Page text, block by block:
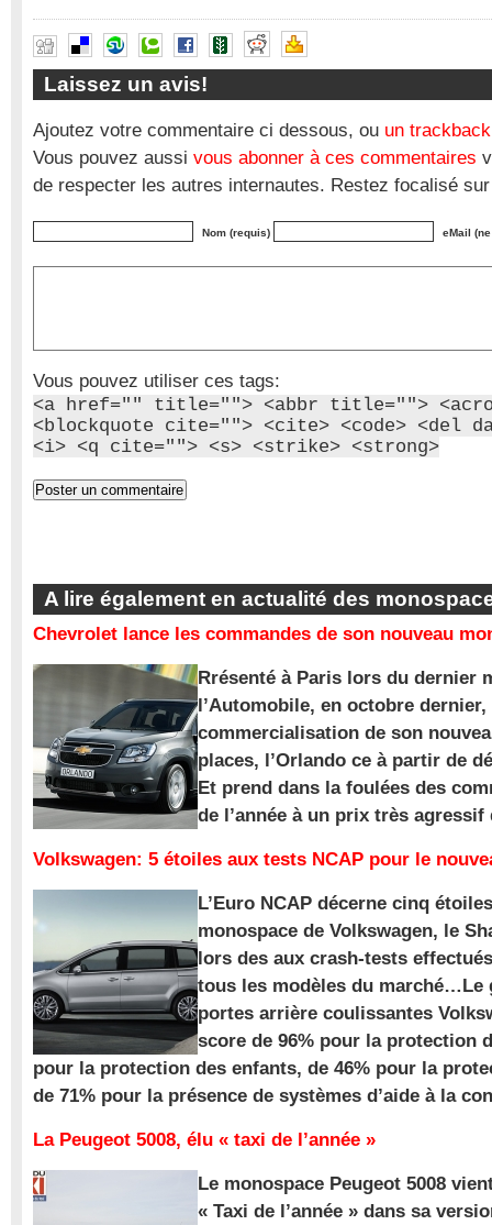
Laissez un avis!
Ajoutez votre commentaire ci dessous, ou un trackback
Vous pouvez aussi vous abonner à ces commentaires
de respecter les autres internautes. Restez focalisé
Nom (requis) eMail
Vous pouvez utiliser ces tags:
<a href="" title=""> <abbr title="">
<blockquote cite=""> <cite> <code> <del
<i> <q cite=""> <s> <strike> <strong>
A lire également en actualité des
Chevrolet lance les commandes de son nouveau
Rrésenté à Paris lors du dernier
l’Automobile, en octobre
commercialisation de son
places, l’Orlando ce à partir de
Et prend dans la foulées des
de l’année à un prix très agressif
Volkswagen: 5 étoiles aux tests NCAP pour le
L’Euro NCAP décerne cinq
monospace de Volkswagen, le
lors des aux crash-tests
tous les modèles du marché…Le
portes arrière coulissantes
score de 96% pour la protection
pour la protection des enfants, de 46% pour la
de 71% pour la présence de systèmes d’aide à la
La Peugeot 5008, élu « taxi de l’année »
Le monospace Peugeot 5008
« Taxi de l’année » dans sa